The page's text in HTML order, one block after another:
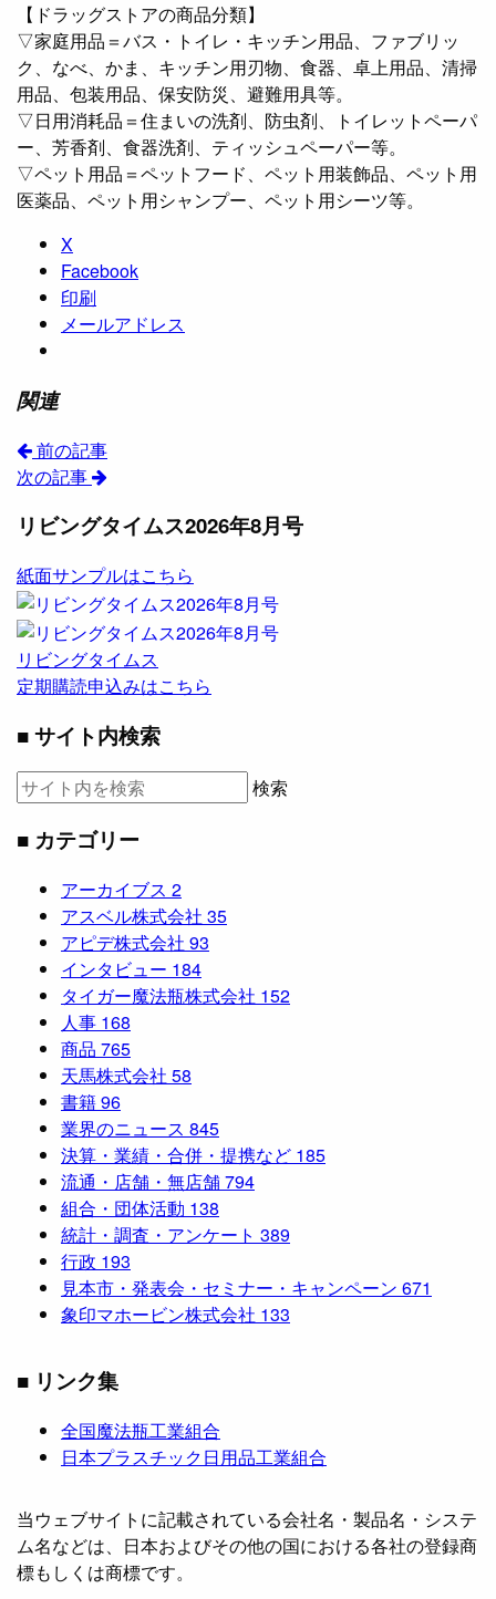
【ドラッグストアの商品分類】
▽家庭用品＝バス・トイレ・キッチン用品、ファブリッ
ク、なべ、かま、キッチン用刃物、食器、卓上用品、清掃
用品、包装用品、保安防災、避難用具等。
▽日用消耗品＝住まいの洗剤、防虫剤、トイレットペーパ
ー、芳香剤、食器洗剤、ティッシュペーパー等。
▽ペット用品＝ペットフード、ペット用装飾品、ペット用
医薬品、ペット用シャンプー、ペット用シーツ等。
X
Facebook
印刷
メールアドレス
関連
前の記事
次の記事
リビングタイムス2026年8月号
紙面サンプルはこちら
リビングタイムス
定期購読申込みはこちら
■ サイト内検索
検索
■ カテゴリー
アーカイブス 2
アスベル株式会社 35
アピデ株式会社 93
インタビュー 184
タイガー魔法瓶株式会社 152
人事 168
商品 765
天馬株式会社 58
書籍96
業界のニュース 845
決算・業績・合併・提携など 185
流通・店舗・無店舗794
組合・団体活動 138
統計・調査・アンケート 389
行政 193
見本市・発表会・セミナー・キャンペーン 671
象印マホービン株式会社 133
■ リンク集
全国魔法瓶工業組合
日本プラスチック日用品工業組合
当ウェブサイトに記載されている会社名・製品名・システ
ム名などは、日本およびその他の国における各社の登録商
標もしくは商標です。